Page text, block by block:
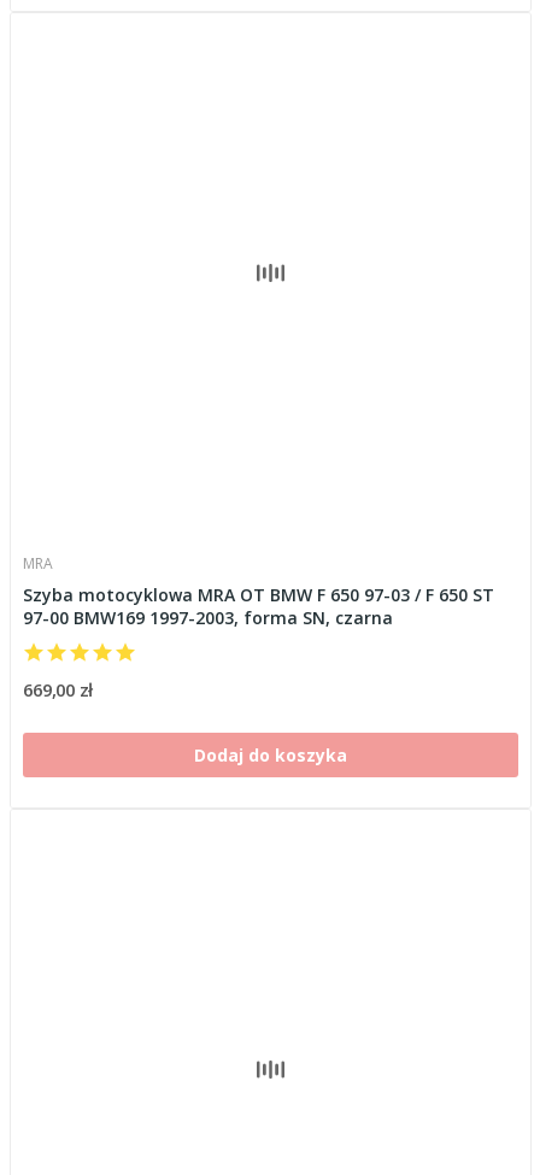
MRA
Szyba motocyklowa MRA OT BMW F 650 97-03 / F 650 ST
97-00 BMW169 1997-2003, forma SN, czarna
669,00 zł
Dodaj do koszyka